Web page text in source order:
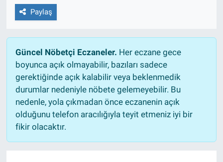
Paylaş
Güncel Nöbetçi Eczaneler. Her eczane gece
boyunca açık olmayabilir, bazıları sadece
gerektiğinde açık kalabilir veya beklenmedik
durumlar nedeniyle nöbete gelemeyebilir. Bu
nedenle, yola çıkmadan önce eczanenin açık
olduğunu telefon aracılığıyla teyit etmeniz iyi bir
fikir olacaktır.